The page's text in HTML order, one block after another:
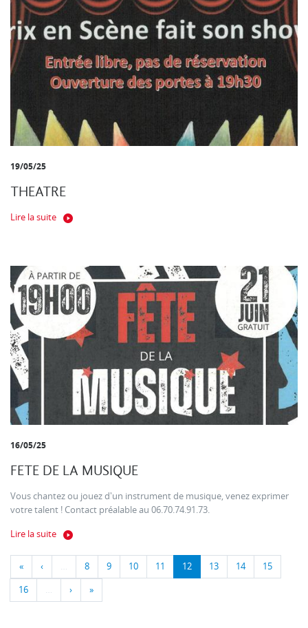
19/05/25
THEATRE
Lire la suite
16/05/25
FETE DE LA MUSIQUE
Vous chantez ou jouez d'un instrument de musique, venez exprimer
votre talent ! Contact préalable au 06.70.74.91.73.
Lire la suite
« ‹ … 8 9 10 11 12 13 14 15
16 … › »